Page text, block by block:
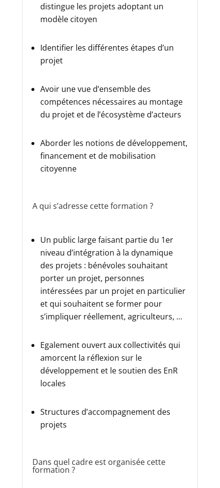
distingue les projets adoptant un
modèle citoyen
Identifier les différentes étapes d’un
projet
Avoir une vue d’ensemble des
compétences nécessaires au montage
du projet et de l’écosystème d’acteurs
Aborder les notions de développement,
financement et de mobilisation
citoyenne
A qui s’adresse cette formation ?
Un public large faisant partie du 1er
niveau d’intégration à la dynamique
des projets : bénévoles souhaitant
porter un projet, personnes
intéressées par un projet en particulier
et qui souhaitent se former pour
s’impliquer réellement, agriculteurs, …
Egalement ouvert aux collectivités qui
amorcent la réflexion sur le
développement et le soutien des EnR
locales
Structures d’accompagnement des
projets
Dans quel cadre est organisée cette
formation ?